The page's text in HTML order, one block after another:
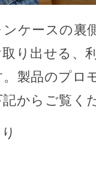
ケースの裏
り出せる、
。製品のプロ
からご覧く